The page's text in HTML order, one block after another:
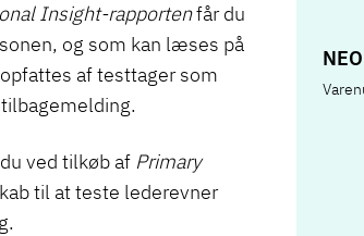
Insight-rapportenfår du
og som kan læses på
af testtager som
ved tilkøb af Primary
til at teste lederevner